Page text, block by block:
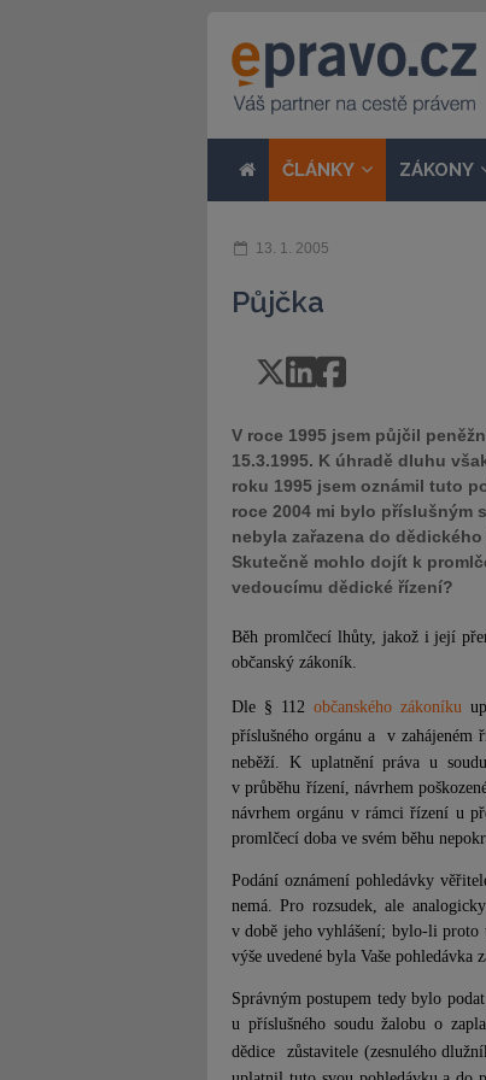
ČLÁNKY ZÁKONY
13. 1. 2005
Půjčka
V roce 1995 jsem půjčil
15.3.1995. K úhradě dluhu
roku 1995 jsem oznámil tuto
roce 2004 mi bylo příslušným
nebyla zařazena do
Skutečně mohlo dojít k
vedoucímu dědické řízení?
Běh promlčecí lhůty, jakož i její
občanský zákoník.
Dle § 112občanského zákoníku
příslušného orgánu a
v zahájeném
neběží. K uplatnění práva u
v průběhu řízení, návrhem
návrhem orgánu v rámci řízení u
promlčecí doba ve svém běhu
Podání oznámení pohledávky
nemá. Pro rozsudek, ale
v době jeho vyhlášení; bylo-li proto
výše uvedené byla Vaše pohledávka
Správným postupem tedy bylo
u příslušného soudu žalobu o
dědice
zůstavitele (zesnulého